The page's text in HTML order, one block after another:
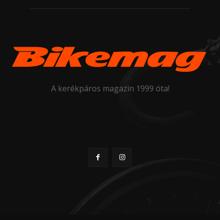
A kerékpáros magazin 1999 óta!